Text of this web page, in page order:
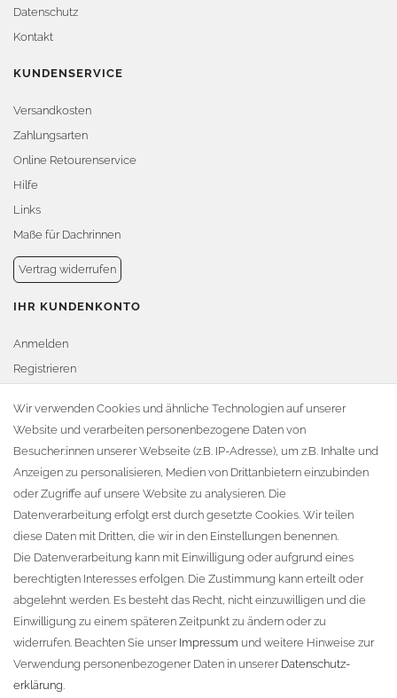
Datenschutz
Kontakt
KUNDENSERVICE
Versandkosten
Zahlungsarten
Online Retourenservice
Hilfe
Links
Maße für Dachrinnen
Vertrag widerrufen
IHR KUNDENKONTO
Anmelden
Registrieren
Warenkorb
Zur Kasse
KONTAKT
Fa. Steffen Jost
Söbrigener Weg 50
D-01796 Pirna
Telefon:+49 (0)3501 507295
info@dach-teufel.de
Wir verwenden Cookies und ähnliche Technologien auf unserer
Website und verarbeiten personenbezogene Daten von
Besucher:innen unserer Webseite (z.B. IP-Adresse), um z.B. Inhalte und
Anzeigen zu personalisieren, Medien von Drittanbietern einzubinden
oder Zugriffe auf unsere Website zu analysieren. Die
Datenverarbeitung erfolgt erst durch gesetzte Cookies. Wir teilen
diese Daten mit Dritten, die wir in den Einstellungen benennen.
Die Datenverarbeitung kann mit Einwilligung oder aufgrund eines
berechtigten Interesses erfolgen. Die Zustimmung kann erteilt oder
abgelehnt werden. Es besteht das Recht, nicht einzuwilligen und die
Einwilligung zu einem späteren Zeitpunkt zu ändern oder zu
widerrufen. Beachten Sie unser Impressum und weitere Hinweise zur
Verwendung personenbezogener Daten in unserer Daten­schutz­
erklärung.